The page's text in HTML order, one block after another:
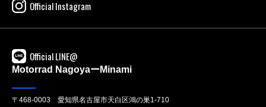
Official Instagram
Official LINE@
Motorrad NagoyaーMinami
〒468-0003 愛知県名古屋市天白区鴻の巣1-710